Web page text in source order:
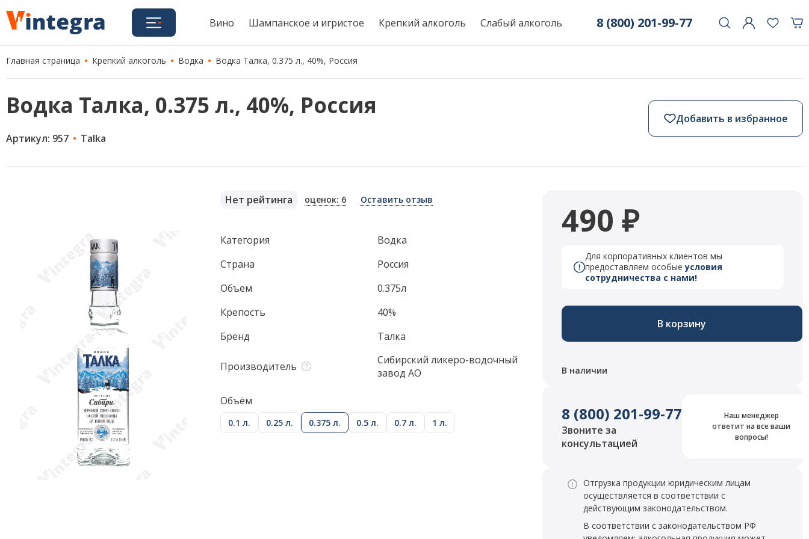
Вино Шампанское и игристое Крепкий алкоголь Слабый алкоголь 8 (800) 201-99-77
Главная страница Крепкий алкоголь Водка Водка Талка, 0.375 л., 40%, Россия
Водка Талка, 0.375 л., 40%, Россия
Артикул: 957 Talka
Добавить в избранное
Нет рейтинга оценок: 6 Оставить отзыв
Категория
Водка
Страна
Россия
Объем
0.375л
Крепость
40%
Бренд
Талка
Производитель
Сибирский ликеро-водочный
завод АО
Объём
0.1 л. 0.25 л. 0.375 л. 0.5 л. 0.7 л. 1 л.
490 ₽
Для корпоративных клиентов мы
предоставляем особыеусловия
сотрудничества с нами!
В корзину
В наличии
8 (800) 201-99-77
Звоните за
консультацией
Наш менеджер
ответит на все ваши
вопросы!
Отгрузка продукции юридическим лицам
осуществляется в соответствии с
действующим законодательством.
В соответствии с законодательством РФ